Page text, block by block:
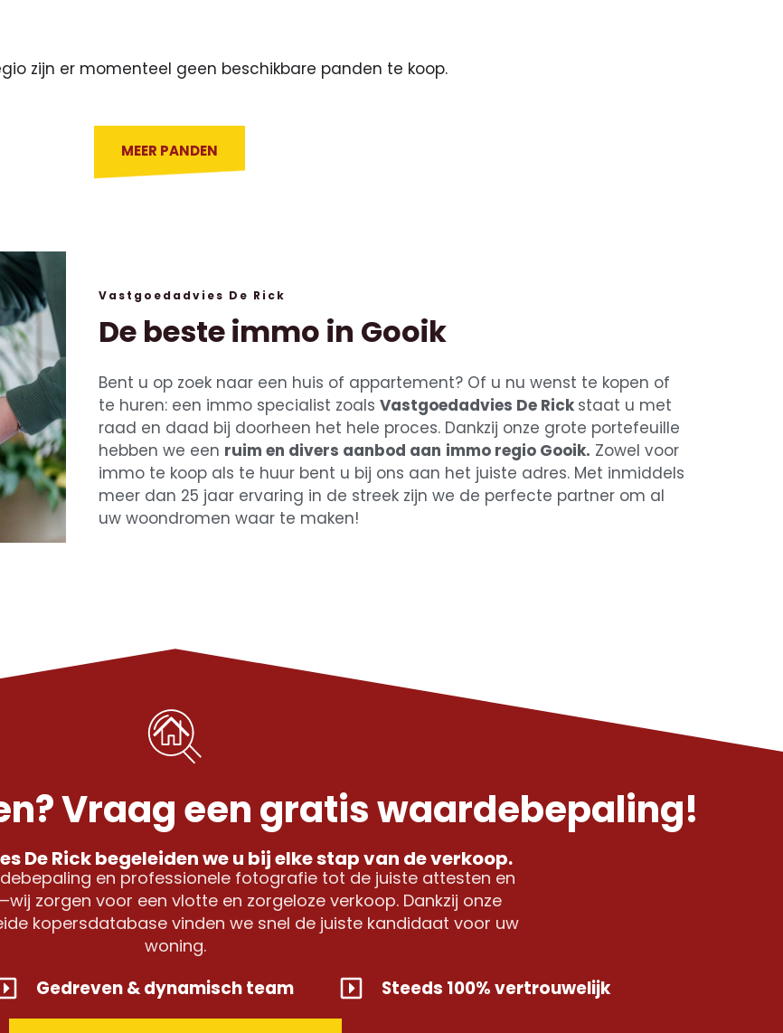
zijn er momenteel geen beschikbare panden te koop.
MEER PANDEN
Vastgoedadvies De Rick
De beste immo in Gooik
Bent u op zoek naar een huis of appartement? Of u nu wenst te kopen of
te huren: een immo specialist zoalsVastgoedadvies De Rick staat u met
raad en daad bij doorheen het hele proces. Dankzij onze grote portefeuille
hebben we een ruim en divers aanbod aan immo regio Gooik. Zowel voor
immo te koop als te huur bent u bij ons aan het juiste adres. Met inmiddels
meer dan 25 jaar ervaring in de streek zijn we de perfecte partner om al
uw woondromen waar te maken!
Vraag een gratis waardebepaling!
De Rick begeleiden we u bij elke stap van de verkoop.
en professionele fotografie tot de juiste attesten en
zorgen voor een vlotte en zorgeloze verkoop. Dankzij onze
kopersdatabase vinden we snel de juiste kandidaat voor uw
woning.
Gedreven & dynamisch team Steeds 100% vertrouwelijk